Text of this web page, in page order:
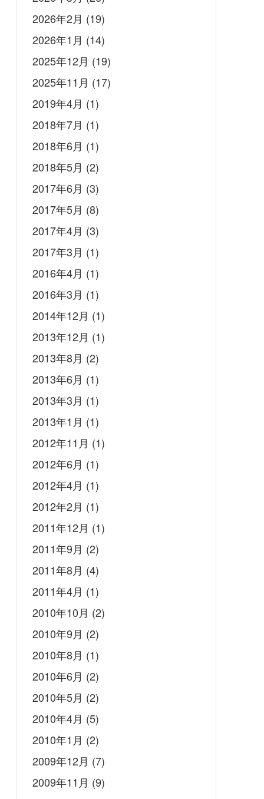
2026年2月 (19)
2026年1月 (14)
2025年12月 (19)
2025年11月 (17)
2019年4月 (1)
2018年7月 (1)
2018年6月 (1)
2018年5月 (2)
2017年6月 (3)
2017年5月 (8)
2017年4月 (3)
2017年3月 (1)
2016年4月 (1)
2016年3月 (1)
2014年12月 (1)
2013年12月 (1)
2013年8月 (2)
2013年6月 (1)
2013年3月 (1)
2013年1月 (1)
2012年11月 (1)
2012年6月 (1)
2012年4月 (1)
2012年2月 (1)
2011年12月 (1)
2011年9月 (2)
2011年8月 (4)
2011年4月 (1)
2010年10月 (2)
2010年9月 (2)
2010年8月 (1)
2010年6月 (2)
2010年5月 (2)
2010年4月 (5)
2010年1月 (2)
2009年12月 (7)
2009年11月 (9)